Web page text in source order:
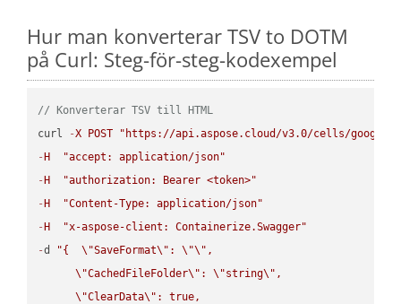
Hur man konverterar TSV to DOTM
på Curl: Steg-för-steg-kodexempel
// Konverterar TSV till HTML
curl
-X POST
"https://api.aspose.cloud/v3.0/cells/
- H
"accept: application/json"
- H
"authorization: Bearer <token>"
- H
"Content-Type: application/json"
- H
"x-aspose-client: Containerize.Swagger"
-d "{ \"SaveFormat\" : \"\" ,
\"CachedFileFolder\" : \"string\" ,
\"ClearData\" : true,